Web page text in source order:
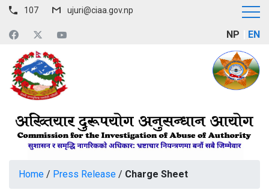
107 ujuri@ciaa.gov.np
NP EN
Home / Press Release / Charge Sheet